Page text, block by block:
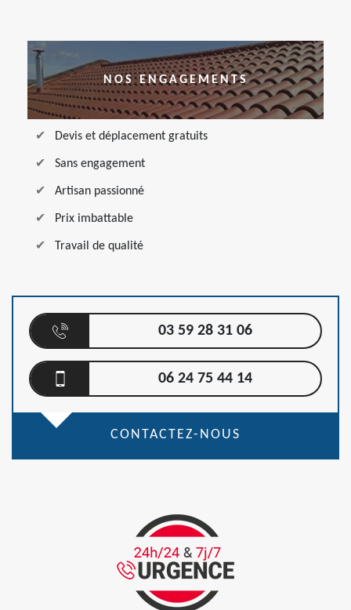
NOS ENGAGEMENTS
Devis et déplacement gratuits
Sans engagement
Artisan passionné
Prix imbattable
Travail de qualité
03 59 28 31 06
06 24 75 44 14
CONTACTEZ-NOUS